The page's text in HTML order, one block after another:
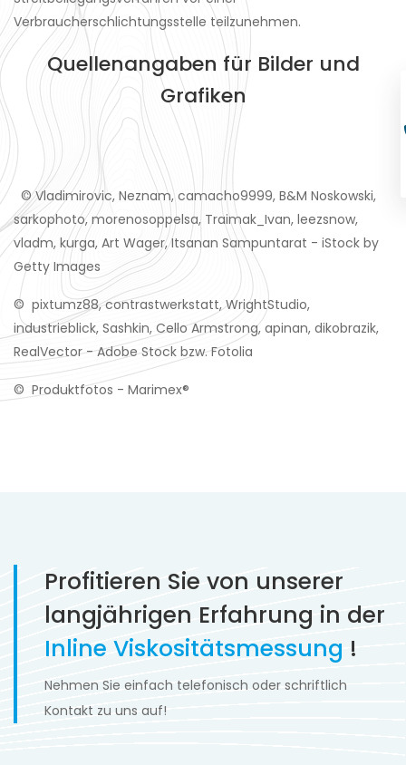
Verbraucherschlichtungsstelle teilzunehmen.
Quellenangaben für Bilder und
Grafiken
© Vladimirovic, Neznam, camacho9999, B&M Noskowski,
sarkophoto, morenosoppelsa, Traimak_Ivan, leezsnow,
vladm, kurga, Art Wager, Itsanan Sampuntarat - iStock by
Getty Images
© pixtumz88, contrastwerkstatt, WrightStudio,
industrieblick, Sashkin, Cello Armstrong, apinan, dikobrazik,
RealVector - Adobe Stock bzw. Fotolia
© Produktfotos - Marimex®
Profitieren Sie von unserer
langjährigen Erfahrung in der
Inline Viskositätsmessung !
Nehmen Sie einfach telefonisch oder schriftlich
Kontakt zu uns auf!